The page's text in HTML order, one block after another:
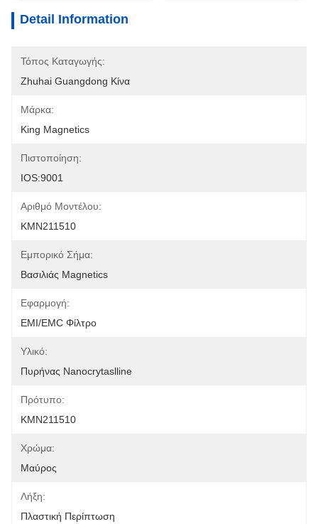
Detail Information
Τόπος Καταγωγής:
Zhuhai Guangdong Κίνα
Μάρκα:
King Magnetics
Πιστοποίηση:
IOS:9001
Αριθμό Μοντέλου:
KMN211510
Εμπορικό Σήμα:
Βασιλιάς Magnetics
Εφαρμογή:
EMI/EMC Φίλτρο
Υλικό:
Πυρήνας Nanocrytaslline
Πρότυπο:
KMN211510
Χρώμα:
Μαύρος
Λήξη:
Πλαστική Περίπτωση